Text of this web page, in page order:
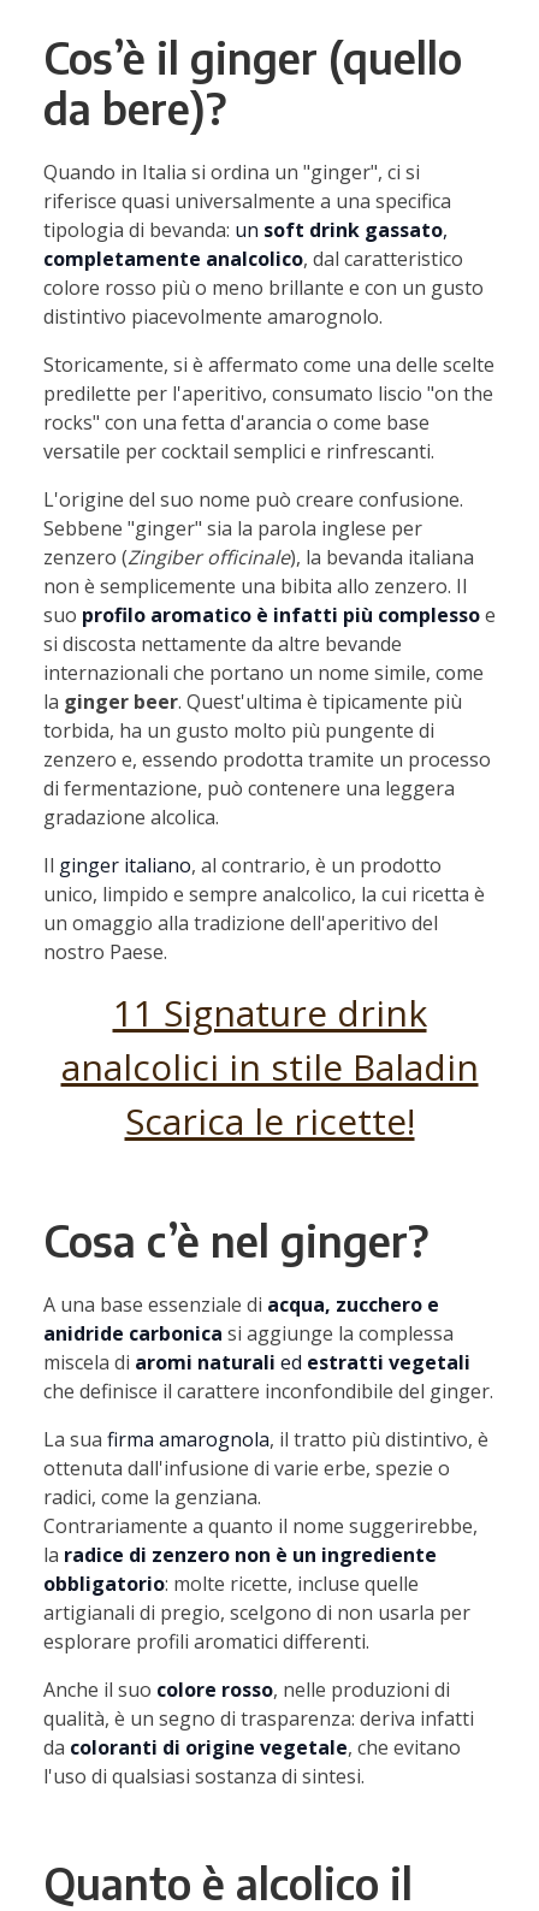
Cos’è il ginger (quello
da bere)?
Quando in Italia si ordina un "ginger", ci si
riferisce quasi universalmente a una specifica
tipologia di bevanda: un soft drink gassato,
completamente analcolico, dal caratteristico
colore rosso più o meno brillante e con un gusto
distintivo piacevolmente amarognolo.
Storicamente, si è affermato come una delle scelte
predilette per l'aperitivo, consumato liscio "on the
rocks" con una fetta d'arancia o come base
versatile percocktail semplici e rinfrescanti.
L'origine del suo nome può creare confusione.
Sebbene "ginger" sia la parola inglese per
zenzero (Zingiber officinale), la bevanda italiana
non è semplicemente una bibita allo zenzero. Il
suo profilo aromatico è infatti più complessoe
si discosta nettamente da altre bevande
internazionali che portano un nome simile, come
la ginger beer. Quest'ultima è tipicamente più
torbida, ha un gusto molto più pungente di
zenzero e, essendo prodotta tramite un processo
di fermentazione, può contenere una leggera
gradazione alcolica.
Il ginger italiano, al contrario, è un prodotto
unico, limpido e sempre analcolico, la cui ricetta è
un omaggio alla tradizione dell'aperitivo del
nostro Paese.
11 Signature drink
analcolici in stile Baladin
Scarica le ricette!
Cosa c’è nel ginger?
A una base essenziale di acqua, zucchero e
anidride carbonica si aggiunge la complessa
miscela di aromi naturali ed estratti vegetali
che definisce il carattere inconfondibile del ginger.
La sua firma amarognola, il tratto più distintivo, è
ottenuta dall'infusione di varie erbe, spezie o
radici, come la genziana.
Contrariamente a quanto il nome suggerirebbe,
la radice di zenzero non è un ingrediente
obbligatorio: molte ricette, incluse quelle
artigianali di pregio, scelgono di non usarla per
esplorare profili aromatici differenti.
Anche il suo colore rosso, nelle produzioni di
qualità, è un segno di trasparenza: deriva infatti
da coloranti di origine vegetale, che evitano
l'uso di qualsiasi sostanza di sintesi.
Quanto è alcolico il